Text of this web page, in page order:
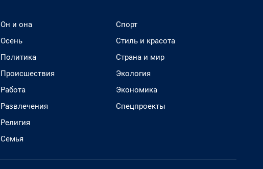
Он и она
Осень
Политика
Происшествия
Работа
Развлечения
Религия
Семья
Спорт
Стиль и красота
Страна и мир
Экология
Экономика
Спецпроекты